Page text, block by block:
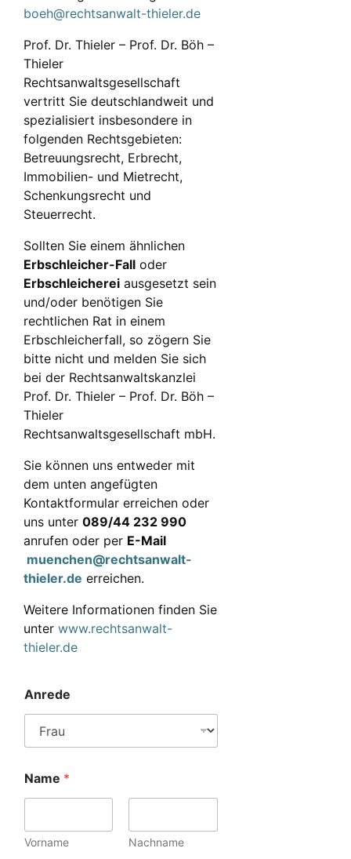
boeh@rechtsanwalt-thieler.de
Prof. Dr. Thieler – Prof. Dr. Böh –
Thieler
Rechtsanwaltsgesellschaft
vertritt Sie deutschlandweit und
spezialisiert insbesondere in
folgenden Rechtsgebieten:
Betreuungsrecht, Erbrecht,
Immobilien- und Mietrecht,
Schenkungsrecht und
Steuerrecht.
Sollten Sie einem ähnlichen
Erbschleicher-Fall oder
Erbschleicherei ausgesetzt sein
und/oder benötigen Sie
rechtlichen Rat in einem
Erbschleicherfall, so zögern Sie
bitte nicht und melden Sie sich
bei der Rechtsanwaltskanzlei
Prof. Dr. Thieler – Prof. Dr. Böh –
Thieler
Rechtsanwaltsgesellschaft mbH.
Sie können uns entweder mit
dem unten angefügten
Kontaktformular erreichen oder
uns unter 089/44 232 990
anrufen oder per E-Mail
muenchen@rechtsanwalt-
thieler.de erreichen.
Weitere Informationen finden Sie
unter www.rechtsanwalt-
thieler.de
Anrede
Name *
Vorname Nachname